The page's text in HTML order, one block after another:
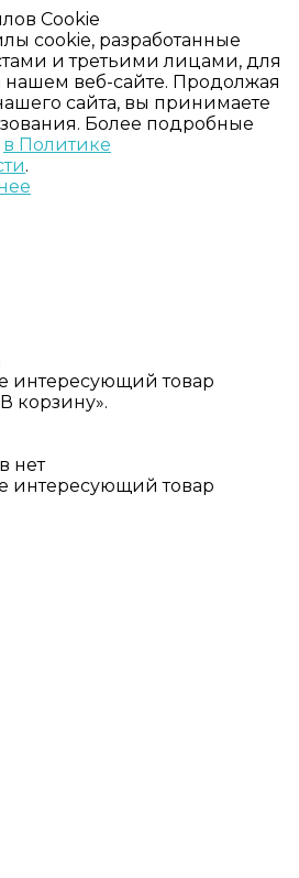
Cookie
cookie, разработанные
и третьими лицами, для
нашем веб-сайте. Продолжая
сайта, вы принимаете
Более подробные
в Политике
.
интересующий товар
корзину».
нет
интересующий товар